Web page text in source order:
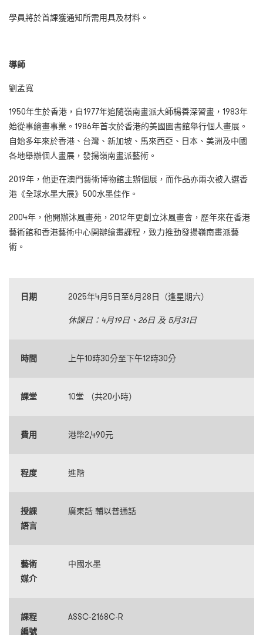
學員將於首課獲通知所需用具及材料。
導師
劉孟寬
1950年生於香港，自1977年追隨嶺南畫派大師楊善深習畫，1983年
始從事繪畫事業。1986年首次於香港的美國圖書館舉行個人畫展。
自始多年來於香港、台灣、新加坡、馬來西亞、日本、美洲及中國
各地舉辦個人畫展，發揚嶺南畫派藝術。
2019年，他更在澳門藝術博物館主辦個展，而作品亦兩次被入選香
港《全球水墨大展》500水墨佳作。
2004年，他開辦沐風畫苑，2012年更創立沐風畫會，歷年來在香港
藝術館和香港藝術中心開辦繪畫課程，致力推動發揚嶺南畫派藝
術。
日期 2025年4月5日至6月28日（逢星期六）
休課日： 4月19日、26日 及 5月31日
時間 上午10時30分至下午12時30分
課堂 10堂 （共20小時）
費用 港幣2,490元
程度 進階
授課
語言
廣東話 輔以普通話
藝術
媒介
中國水墨
課程
編號
ASSC-2168C-R